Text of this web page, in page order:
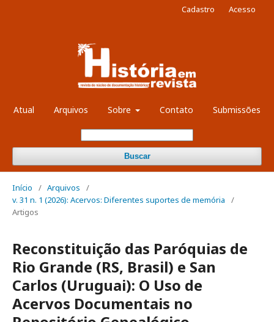
Atual Arquivos Sobre Contato Submissões
Buscar
Cadastro Acesso
Início / Arquivos
/
v. 31 n. 1 (2026): Acervos: Diferentes suportes de memória
/
Artigos
Reconstituição das Paróquias de
Rio Grande (RS, Brasil) e San
Carlos (Uruguai): O Uso de
Acervos Documentais no